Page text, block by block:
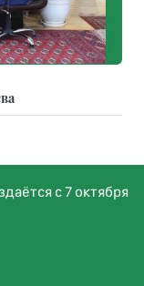
с 7 октября